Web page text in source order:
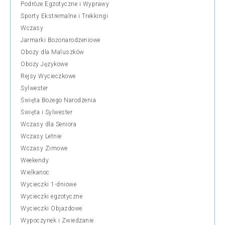
Podróże Egzotyczne i Wyprawy
Sporty Ekstremalne i Trekkingi
Wczasy
Jarmarki Bożonarodzeniowe
Obozy dla Maluszków
Obozy Językowe
Rejsy Wycieczkowe
Sylwester
Święta Bożego Narodzenia
Święta i Sylwester
Wczasy dla Seniora
Wczasy Letnie
Wczasy Zimowe
Weekendy
Wielkanoc
Wycieczki 1-dniowe
Wycieczki egzotyczne
Wycieczki Objazdowe
Wypoczynek i Zwiedzanie